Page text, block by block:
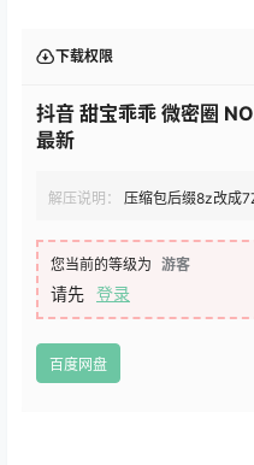
下载权限
抖音 甜宝乖乖 微密圈
最新
解压说明： 压缩包后缀8z改成
您当前的等级为 游客
请先 登录
百度网盘